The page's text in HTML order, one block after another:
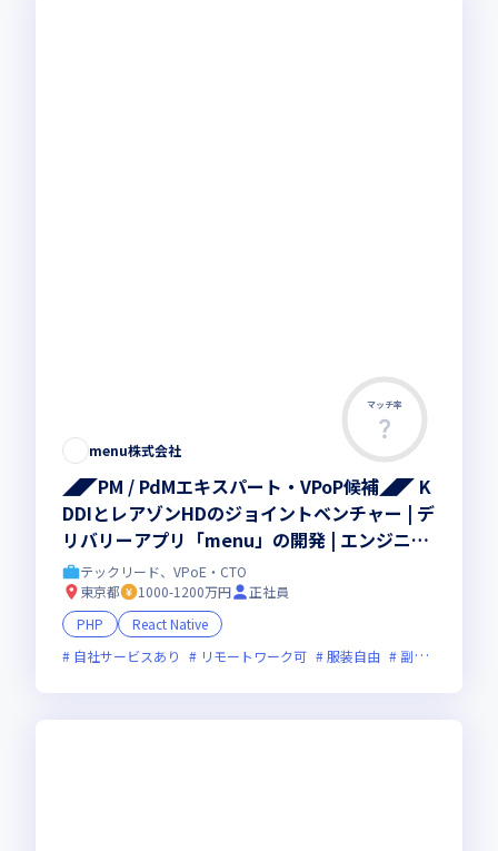
マッチ率
menu株式会社
◢◤PM / PdMエキスパート・VPoP候補◢◤ K
DDIとレアゾンHDのジョイントベンチャー | デ
リバリーアプリ「menu」の開発 | エンジニア
限定福利厚生あり
テックリード、VPoE・CTO
東京都
1000-1200万円
正社員
PHP
React Native
自社サービスあり
リモートワーク可 服装自由 副業可